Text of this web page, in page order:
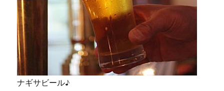
ナギサビール♪